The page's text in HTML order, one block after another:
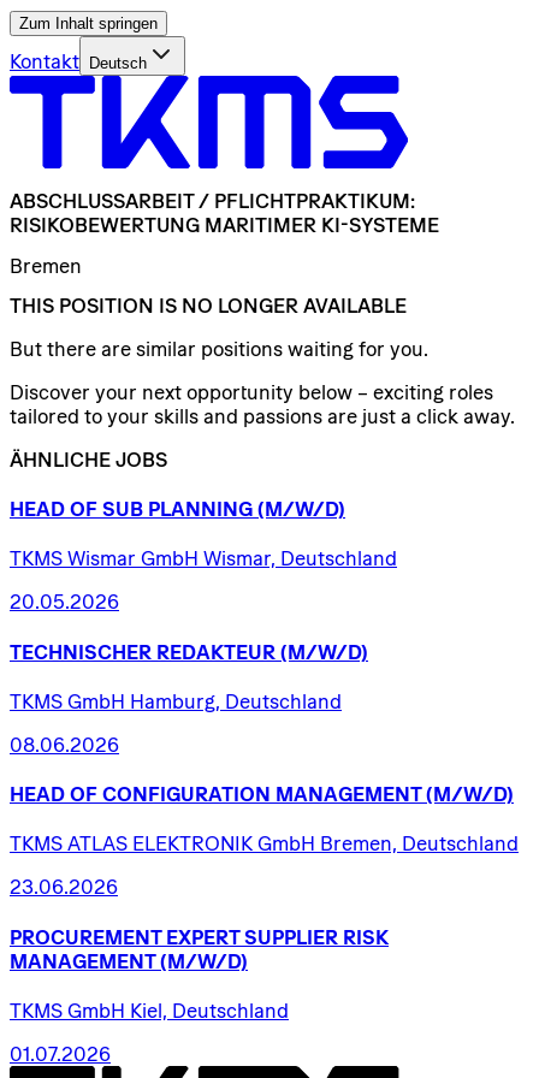
Zum Inhalt springen
Kontakt Deutsch
ABSCHLUSSARBEIT /​ PFLICHTPRAKTIKUM:
RISIKOBEWERTUNG MARITIMER KI-SYSTEME
Bremen
THIS POSITION IS NO LONGER AVAILABLE
But there are similar positions waiting for you.
Discover your next opportunity below – exciting roles
tailored to your skills and passions are just a click away.
ÄHNLICHE JOBS
HEAD OF SUB PLANNING (M/W/D)
TKMS Wismar GmbH Wismar, Deutschland
20.05.2026
TECHNISCHER REDAKTEUR (M/W/D)
TKMS GmbH Hamburg, Deutschland
08.06.2026
HEAD OF CONFIGURATION MANAGEMENT (M/W/D)
TKMS ATLAS ELEKTRONIK GmbH Bremen, Deutschland
23.06.2026
PROCUREMENT EXPERT SUPPLIER RISK
MANAGEMENT (M/W/D)
TKMS GmbH Kiel, Deutschland
01.07.2026